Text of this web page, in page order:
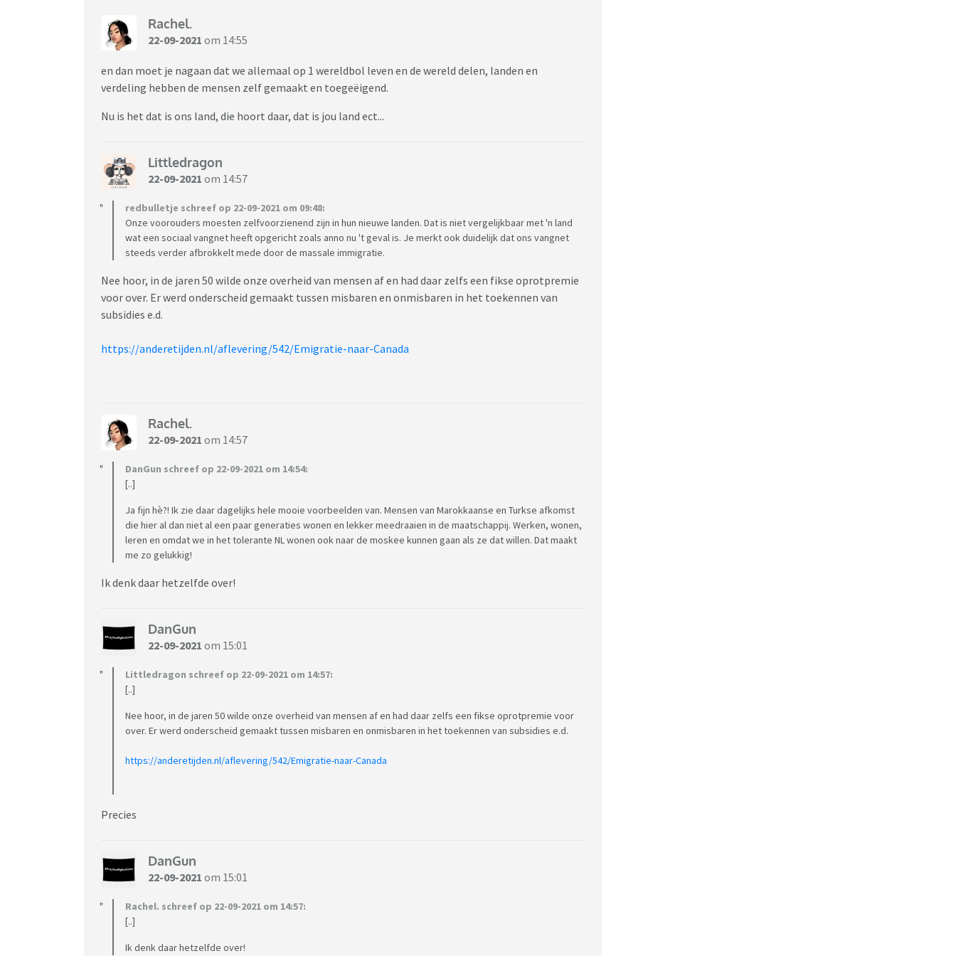
Rachel.
22-09-2021 om 14:55
en dan moet je nagaan dat we allemaal op 1 wereldbol leven en de wereld delen, landen en
verdeling hebben de mensen zelf gemaakt en toegeëigend.
Nu is het dat is ons land, die hoort daar, dat is jou land ect...
Littledragon
22-09-2021 om 14:57
redbulletje schreef op 22-09-2021 om 09:48:
Onze voorouders moesten zelfvoorzienend zijn in hun nieuwe landen. Dat is niet vergelijkbaar met 'n land
wat een sociaal vangnet heeft opgericht zoals anno nu 't geval is. Je merkt ook duidelijk dat ons vangnet
steeds verder afbrokkelt mede door de massale immigratie.
Nee hoor, in de jaren 50 wilde onze overheid van mensen af en had daar zelfs een fikse oprotpremie
voor over. Er werd onderscheid gemaakt tussen misbaren en onmisbaren in het toekennen van
subsidies e.d.
https://anderetijden.nl/aflevering/542/Emigratie-naar-Canada
Rachel.
22-09-2021 om 14:57
DanGun schreef op 22-09-2021 om 14:54:
[..]
Ja fijn hè?! Ik zie daar dagelijks hele mooie voorbeelden van. Mensen van Marokkaanse en Turkse afkomst
die hier al dan niet al een paar generaties wonen en lekker meedraaien in de maatschappij. Werken, wonen,
leren en omdat we in het tolerante NL wonen ook naar de moskee kunnen gaan als ze dat willen. Dat maakt
me zo gelukkig!
Ik denk daar hetzelfde over!
DanGun
22-09-2021 om 15:01
Littledragon schreef op 22-09-2021 om 14:57:
[..]
Nee hoor, in de jaren 50 wilde onze overheid van mensen af en had daar zelfs een fikse oprotpremie voor
over. Er werd onderscheid gemaakt tussen misbaren en onmisbaren in het toekennen van subsidies e.d.
https://anderetijden.nl/aflevering/542/Emigratie-naar-Canada
Precies
DanGun
22-09-2021 om 15:01
Rachel. schreef op 22-09-2021 om 14:57:
[..]
Ik denk daar hetzelfde over!